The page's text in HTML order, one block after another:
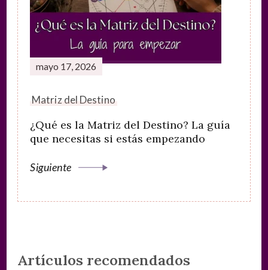
mayo 17, 2026
Matriz del Destino
¿Qué es la Matriz del Destino? La guía
que necesitas si estás empezando
Siguiente
Artículos recomendados